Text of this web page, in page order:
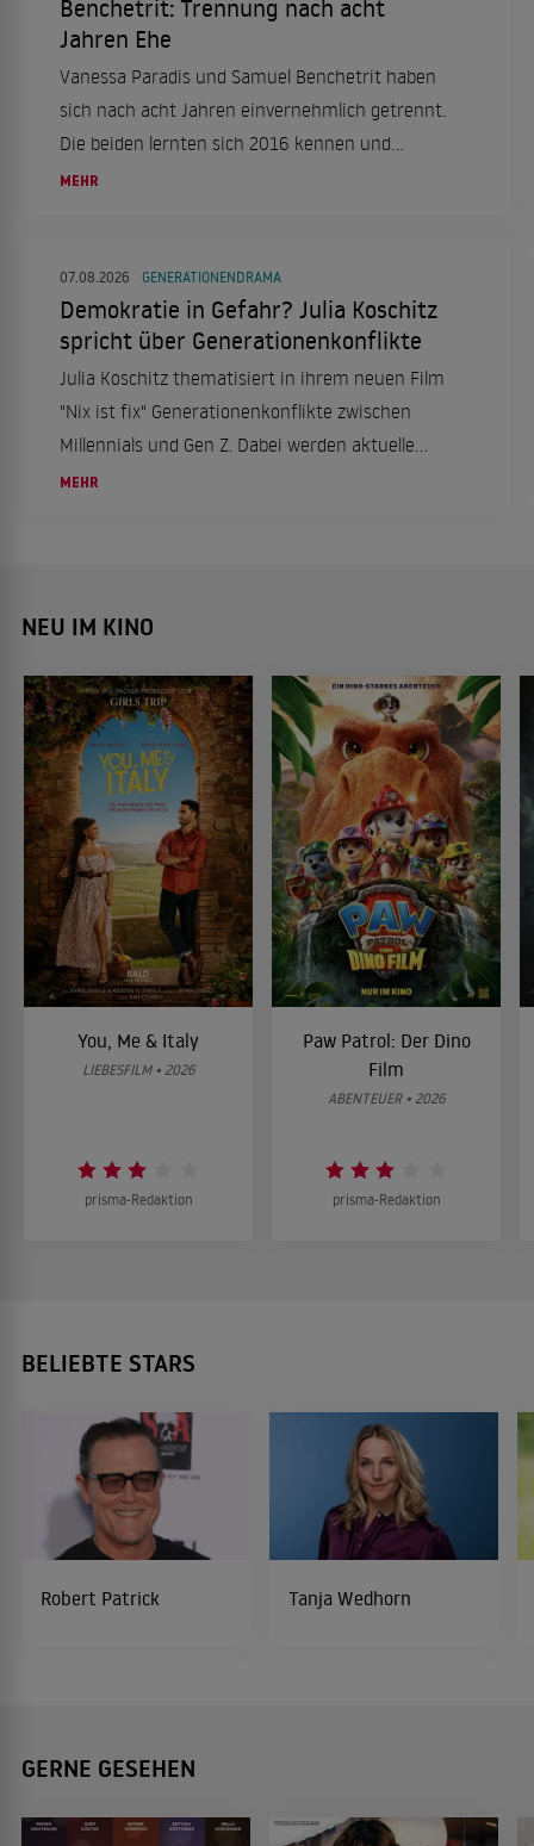
Benchetrit: Trennung nach acht
Jahren Ehe
Vanessa Paradis und Samuel Benchetrit haben
sich nach acht Jahren einvernehmlich getrennt.
Die beiden lernten sich 2016 kennen und
heirateten 2018. Ein Statement ihres
MEHR
07.08.2026 GENERATIONENDRAMA
Demokratie in Gefahr? Julia Koschitz
spricht über Generationenkonflikte
Julia Koschitz thematisiert in ihrem neuen Film
"Nix ist fix" Generationenkonflikte zwischen
Millennials und Gen Z. Dabei werden aktuelle
gesellschaftliche und politische Themen
MEHR
NEU IM KINO
You, Me & Italy
LIEBESFILM • 2026
prisma-Redaktion
Paw Patrol: Der Dino
Film
ABENTEUER • 2026
prisma-Redaktion
BELIEBTE STARS
Robert Patrick Tanja Wedhorn
GERNE GESEHEN